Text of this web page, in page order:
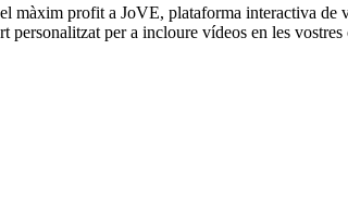
màxim profit a JoVE, plataforma interactiva
personalitzat per a incloure vídeos en les